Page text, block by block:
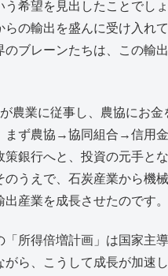
希望を見出したことでしょ
らの輸出を盛んに受け入れ
のブレーンたちは、この輸
農業に従事し、農協にお金
まず農協→協同組合→信用
銀行へと、投資の元手と
のうえで、石炭産業から機
産業を成長させたのです。
「所得倍増計画」は国家主
ら、こうして成長が加速し